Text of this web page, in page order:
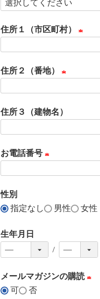
)(
須
住所１（市区町村）
住所２（番地）
須
住所３（建物名）
お電話番号
)
性別
指定なし
男性 女性
生年月日
メールマガジンの購読
可
否